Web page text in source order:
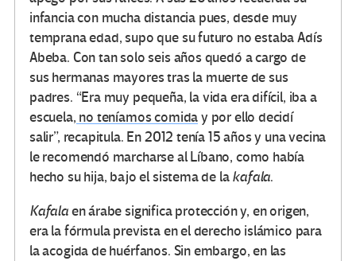
infancia con mucha distancia pues, desde muy
temprana edad, supo que su futuro no estaba Adís
Abeba. Con tan solo seis años quedó a cargo de
sus hermanas mayores tras la muerte de sus
padres. “Era muy pequeña, la vida era difícil, iba a
escuela, no teníamos comiday por ello decidí
salir”, recapitula. En 2012 tenía 15 años y una vecina
le recomendó marcharse al Líbano, como había
hecho su hija, bajo el sistema de lakafala.
Kafalaen árabe significa protección y, en origen,
era la fórmula prevista en el derecho islámico para
la acogida de huérfanos. Sin embargo, en las